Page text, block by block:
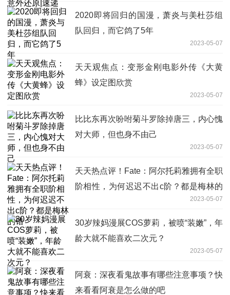
2020即将回归的国漫，萧炎与美杜莎组
队回归，而它鸽了5年
2023-05-07
天天观焦点：变形金刚电影外传《大黄
蜂》设定图欣赏
2023-05-07
比比东再次吩咐菊斗罗除掉唐三，内心愧
对大师，但也身不由己
2023-05-07
天天热点评！Fate：阿尔托莉雅拥有全职
阶相性，为何迟迟不出c阶？都是梅林的
2023-05-07
30岁辣妈漫展COS萝莉，被喷“装嫩”，年
龄大就不能喜欢二次元？
2023-05-07
阿衰：深夜看鬼故事有哪些注意事项？快
来看看阿衰是怎么做的吧